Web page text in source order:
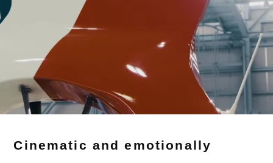
Cinematic and emotionally